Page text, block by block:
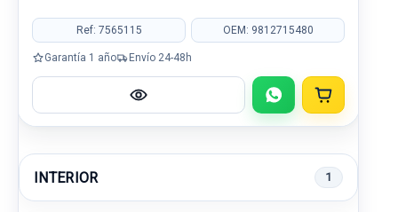
Ref: 7565115 OEM: 9812715480
Garantía 1 año Envío 24-48h
INTERIOR 1